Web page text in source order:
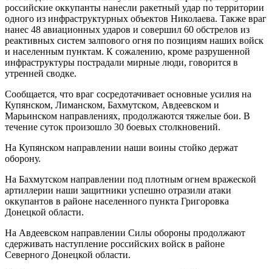
российские оккупанты нанесли ракетный удар по территории
одного из инфраструктурных объектов Николаева. Также враг
нанес 48 авиационных ударов и совершил 60 обстрелов из
реактивных систем залпового огня по позициям наших войск
и населенным пунктам. К сожалению, кроме разрушенной
инфраструктуры пострадали мирные люди, говорится в
утренней сводке.
Сообщается, что враг сосредотачивает основные усилия на
Купянском, Лиманском, Бахмутском, Авдеевском и
Марьинском направлениях, продолжаются тяжелые бои. В
течение суток произошло 30 боевых столкновений.
На Купянском направлении наши воины стойко держат
оборону.
На Бахмутском направлении под плотным огнем вражеской
артиллерии наши защитники успешно отразили атаки
оккупантов в районе населенного пункта Григоровка
Донецкой области.
На Авдеевском направлении Силы обороны продолжают
сдерживать наступление российских войск в районе
Северного Донецкой области.